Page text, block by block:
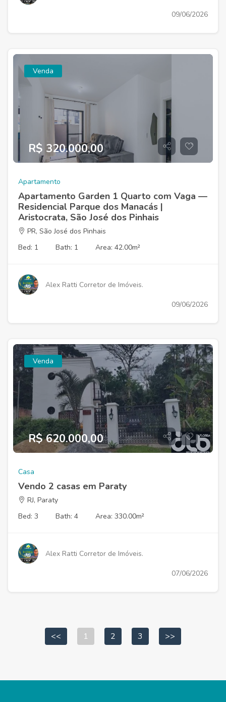
09/06/2026
Venda
R$ 320.000,00
Apartamento
Apartamento Garden 1 Quarto com Vaga —
Residencial Parque dos Manacás |
Aristocrata, São José dos Pinhais
PR, São José dos Pinhais
Bed: 1
Bath: 1 Area: 42.00m²
Alex Ratti Corretor de Imóveis.
09/06/2026
Venda
R$ 620.000,00
Casa
Vendo 2 casas em Paraty
RJ, Paraty
Bed: 3
Bath: 4 Area: 330.00m²
Alex Ratti Corretor de Imóveis.
07/06/2026
<< 1 2 3 >>